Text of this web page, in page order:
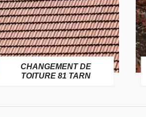
CHANGEMENT DE
TOITURE 81 TARN